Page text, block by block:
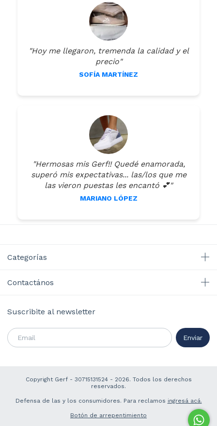
"Hoy me llegaron, tremenda la calidad y el
precio"
SOFÍA MARTÍNEZ
"Hermosas mis Gerf!! Quedé enamorada,
superó mis expectativas... las/los que me
las vieron puestas les encantó 💕"
MARIANO LÓPEZ
Categorías
Contactános
Suscribite al newsletter
Copyright Gerf - 30715131524 - 2026. Todos los derechos
reservados.
Defensa de las y los consumidores. Para reclamos ingresá acá.
Botón de arrepentimiento